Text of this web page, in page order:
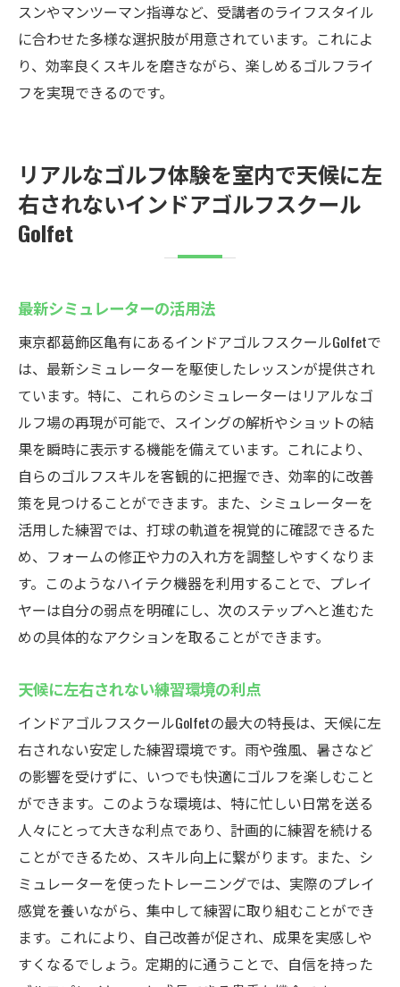
スンやマンツーマン指導など、受講者のライフスタイル
に合わせた多様な選択肢が用意されています。これによ
り、効率良くスキルを磨きながら、楽しめるゴルフライ
フを実現できるのです。
リアルなゴルフ体験を室内で天候に左
右されないインドアゴルフスクール
Golfet
最新シミュレーターの活用法
東京都葛飾区亀有にあるインドアゴルフスクールGolfetで
は、最新シミュレーターを駆使したレッスンが提供され
ています。特に、これらのシミュレーターはリアルなゴ
ルフ場の再現が可能で、スイングの解析やショットの結
果を瞬時に表示する機能を備えています。これにより、
自らのゴルフスキルを客観的に把握でき、効率的に改善
策を見つけることができます。また、シミュレーターを
活用した練習では、打球の軌道を視覚的に確認できるた
め、フォームの修正や力の入れ方を調整しやすくなりま
す。このようなハイテク機器を利用することで、プレイ
ヤーは自分の弱点を明確にし、次のステップへと進むた
めの具体的なアクションを取ることができます。
天候に左右されない練習環境の利点
インドアゴルフスクールGolfetの最大の特長は、天候に左
右されない安定した練習環境です。雨や強風、暑さなど
の影響を受けずに、いつでも快適にゴルフを楽しむこと
ができます。このような環境は、特に忙しい日常を送る
人々にとって大きな利点であり、計画的に練習を続ける
ことができるため、スキル向上に繋がります。また、シ
ミュレーターを使ったトレーニングでは、実際のプレイ
感覚を養いながら、集中して練習に取り組むことができ
ます。これにより、自己改善が促され、成果を実感しや
すくなるでしょう。定期的に通うことで、自信を持った